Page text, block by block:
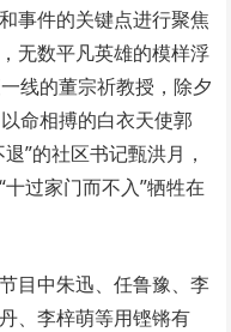
事件的关键点进行聚焦
无数平凡英雄的模样浮
线的董宗祈教授，除夕
以命相搏的白衣天使郭
”的社区书记甄洪月，
过家门而不入”牺牲在
中朱迅、任鲁豫、李
、李梓萌等用铿锵有